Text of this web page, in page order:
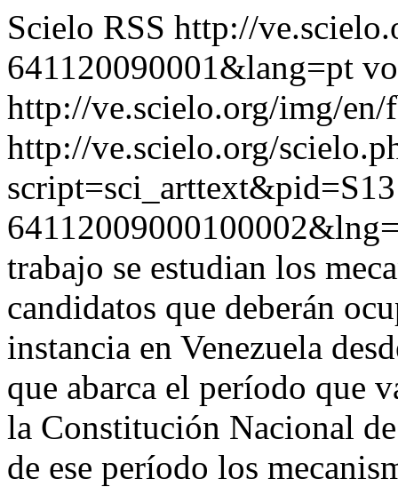
Scielo RSS http://
641120090001&lang=pt
http://ve.scielo.org/img/
http://ve.scielo.org/
trabajo se estudian los
candidatos que deberán
instancia en Venezuela
que abarca el período que
la Constitución Nacional
de ese período los